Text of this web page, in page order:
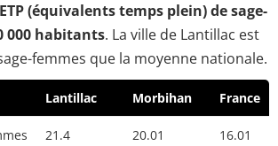
(équivalents temps plein) de sage-
000 habitants. La ville de Lantillac est
femmes que la moyenne nationale.
Lantillac Morbihan France
21.4 20.01 16.01